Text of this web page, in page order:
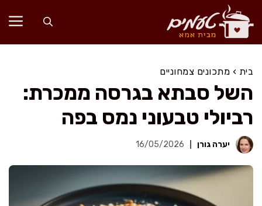
לדלג
לתוכן
בית › מתכונים צמחוניים
השל סבתא בגרסה ממכרת:
רביולי טבעוני נמס בפה
יערה גורן 16/05/2026